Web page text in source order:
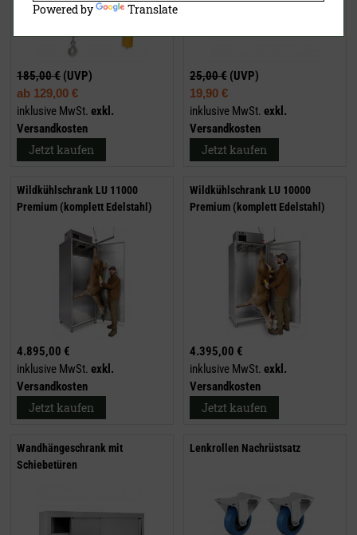
185,00 € (UVP)
ab 129,00 €
inklusive MwSt. exkl.
Versandkosten
Jetzt kaufen
25,00 € (UVP)
19,90 €
inklusive MwSt. exkl.
Versandkosten
Jetzt kaufen
Wildkühlschrank LU 11000
Premium (komplett Edelstahl)
4.895,00 €
inklusive MwSt. exkl.
Versandkosten
Jetzt kaufen
Wildkühlschrank LU 10000
Premium (komplett Edelstahl)
4.395,00 €
inklusive MwSt. exkl.
Versandkosten
Jetzt kaufen
Wandhängeschrank mit
Schiebetüren
Lenkrollen Nachrüstsatz
Powered by Translate